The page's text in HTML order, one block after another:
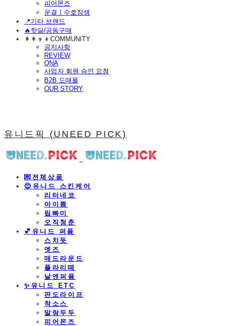
피어몬즈
운결ㅣ수호장생
📍기타 브랜드
🔥핫딜/공동구매
👩‍👩‍👦‍👦COMMUNITY
공지사항
REVIEW
QNA
사업자 회원 승인 요청
B2B 도매몰
OUR STORY
유니드픽 (UNEED PICK)
💌전체상품
😊유니드 스킨케어
리터네코
아이쁨
립빠미
오직청춘
💕유니드 퍼퓸
스치듯
엣즈
매드라운드
플라리떼
날엔퍼퓸
​✨유니드 ETC
판도라이프
착소스
말랑두두
피어몬즈